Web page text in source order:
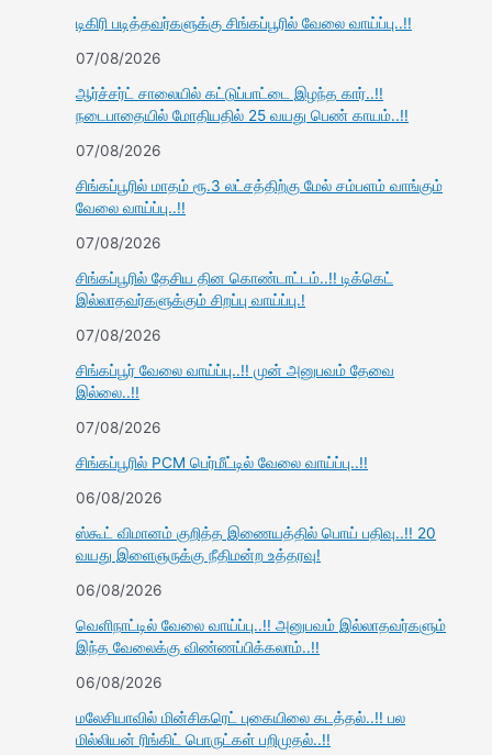
டிகிரி படித்தவர்களுக்கு சிங்கப்பூரில் வேலை வாய்ப்பு..!!
07/08/2026
ஆர்ச்சர்ட் சாலையில் கட்டுப்பாட்டை இழந்த கார்..!!
நடைபாதையில் மோதியதில் 25 வயது பெண் காயம்..!!
07/08/2026
சிங்கப்பூரில் மாதம் ரூ.3 லட்சத்திற்கு மேல் சம்பளம் வாங்கும்
வேலை வாய்ப்பு..!!
07/08/2026
சிங்கப்பூரில் தேசிய தின கொண்டாட்டம்..!! டிக்கெட்
இல்லாதவர்களுக்கும் சிறப்பு வாய்ப்பு.!
07/08/2026
சிங்கப்பூர் வேலை வாய்ப்பு..!! முன் அனுபவம் தேவை
இல்லை..!!
07/08/2026
சிங்கப்பூரில் PCM பெர்மீட்டில் வேலை வாய்ப்பு..!!
06/08/2026
ஸ்கூட் விமானம் குறித்த இணையத்தில் பொய் பதிவு..!! 20
வயது இளைஞருக்கு நீதிமன்ற உத்தரவு!
06/08/2026
வெளிநாட்டில் வேலை வாய்ப்பு..!! அனுபவம் இல்லாதவர்களும்
இந்த வேலைக்கு விண்ணப்பிக்கலாம்..!!
06/08/2026
மலேசியாவில் மின்சிகரெட் புகையிலை கடத்தல்..!! பல
மில்லியன் ரிங்கிட் பொருட்கள் பறிமுதல்..!!